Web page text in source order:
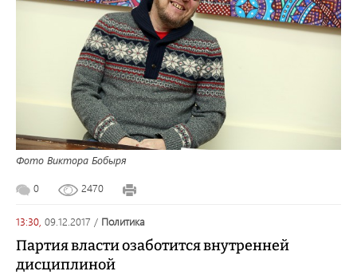
Фото Виктора Бобыря
0 2470
13:30, 09.12.2017 / политика
Партия власти озаботится внутренней
дисциплиной